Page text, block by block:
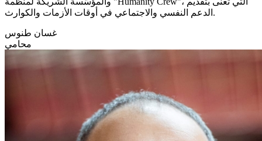
الدعم النفسي والاجتماعي في أوقات الأزمات والكوارث.
غسان طنوس
محامي